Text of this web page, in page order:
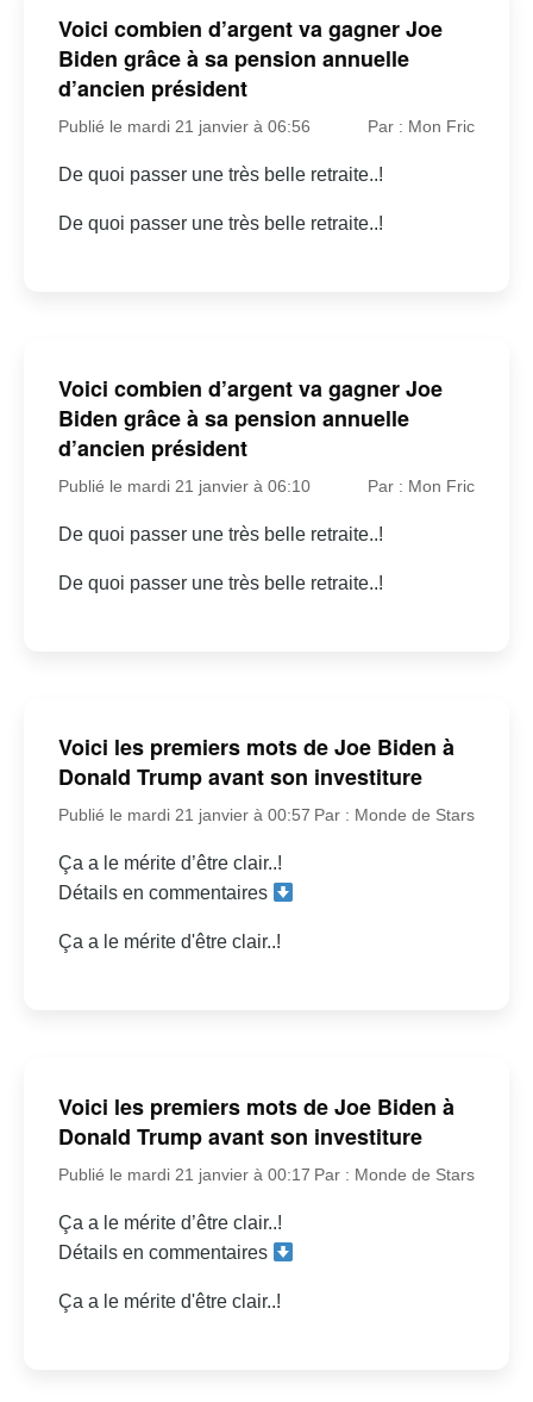
Voici combien d’argent va gagner Joe
Biden grâce à sa pension annuelle
d’ancien président
Publié le mardi 21 janvier à 06:56 Par : Mon Fric
De quoi passer une très belle retraite..!
De quoi passer une très belle retraite..!
Voici combien d’argent va gagner Joe
Biden grâce à sa pension annuelle
d’ancien président
Publié le mardi 21 janvier à 06:10 Par : Mon Fric
De quoi passer une très belle retraite..!
De quoi passer une très belle retraite..!
Voici les premiers mots de Joe Biden à
Donald Trump avant son investiture
Publié le mardi 21 janvier à 00:57 Par : Monde de Stars
Ça a le mérite d’être clair..!
Détails en commentaires
Ça a le mérite d'être clair..!
Voici les premiers mots de Joe Biden à
Donald Trump avant son investiture
Publié le mardi 21 janvier à 00:17 Par : Monde de Stars
Ça a le mérite d’être clair..!
Détails en commentaires
Ça a le mérite d'être clair..!